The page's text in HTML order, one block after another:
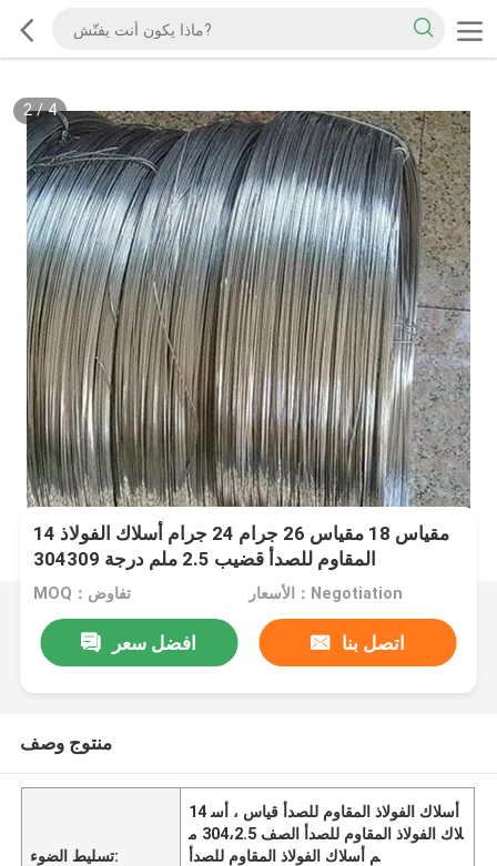
2/4
14 مقياس 18 مقياس 26 جرام 24 جرام أسلاك الفولاذ
المقاوم للصدأ قضيب 2.5 ملم درجة 304309
MOQ：تفاوض الأسعار：Negotiation
افضل سعر اتصل بنا
منتوج وصف
تسليط الضوء:
14 أسلاك الفولاذ المقاوم للصدأ قياس ، أس
لاك الفولاذ المقاوم للصدأ الصف 304،2.5 م
م أسلاك الفولاذ المقاوم للصدأ